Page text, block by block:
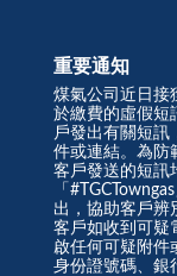
重要通知
煤氣公司近日接
於繳費的虛假短
戶發出有關短訊
件或連結。為防
客戶發送的短訊
「
出，協助客戶辨
客戶如收到可疑
啟任何可疑附件
身份證號碼、銀